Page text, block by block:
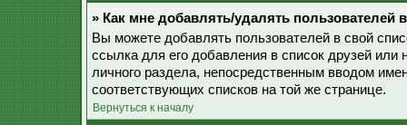
» Как мне добавлять/удалять пользователей
Вы можете добавлять пользователей в свой
ссылка для его добавления в список друзей или
личного раздела, непосредственным вводом
соответствующих списков на той же странице.
Вернуться к началу